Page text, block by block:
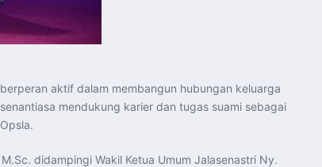
aktif dalam membangun hubungan keluarga
mendukung karier dan tugas suami sebagai
didampingi Wakil Ketua Umum Jalasenastri Ny.